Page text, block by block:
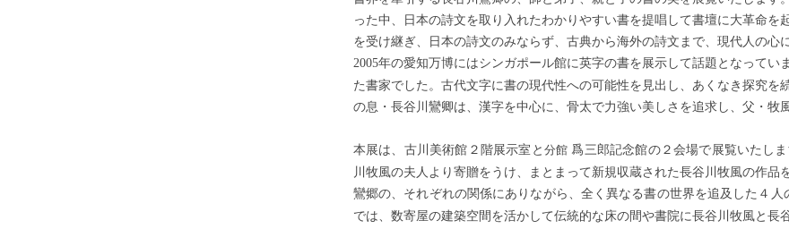
った中、日本の詩文を取り入れたわかりやすい書を提唱して書壇に大革命
を受け継ぎ、日本の詩文のみならず、古典から海外の詩文まで、現代人の
2005年の愛知万博にはシンガポール館に英字の書を展示して話題となって
た書家でした。古代文字に書の現代性への可能性を見出し、あくなき探究
の息・長谷川鸞卿は、漢字を中心に、骨太で力強い美しさを追求し、父・牧
本展は、古川美術館２階展示室と 分館 爲三郎記念館の２会場で展覧いたし
川牧風の夫人より寄贈をうけ、まとまって新規収蔵された長谷川牧風の作
鸞郷の、それぞれの関係にありながら、全く異なる書の世界を追及した４
では、数寄屋の建築空間を活かして伝統的な床の間や書院に長谷川牧風と